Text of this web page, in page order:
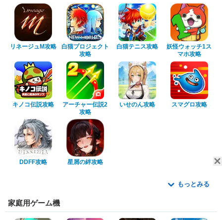
リネージュM攻略
白猫プロジェクト
攻略
白猫テニス攻略
妖怪ウォッチ1ス
マホ攻略
キノコ伝説攻略
アーチャー伝説2
攻略
いせのん攻略 スマグロ攻略
DDFF攻略 星屑の絆攻略
もっとみる
家庭用ゲーム機